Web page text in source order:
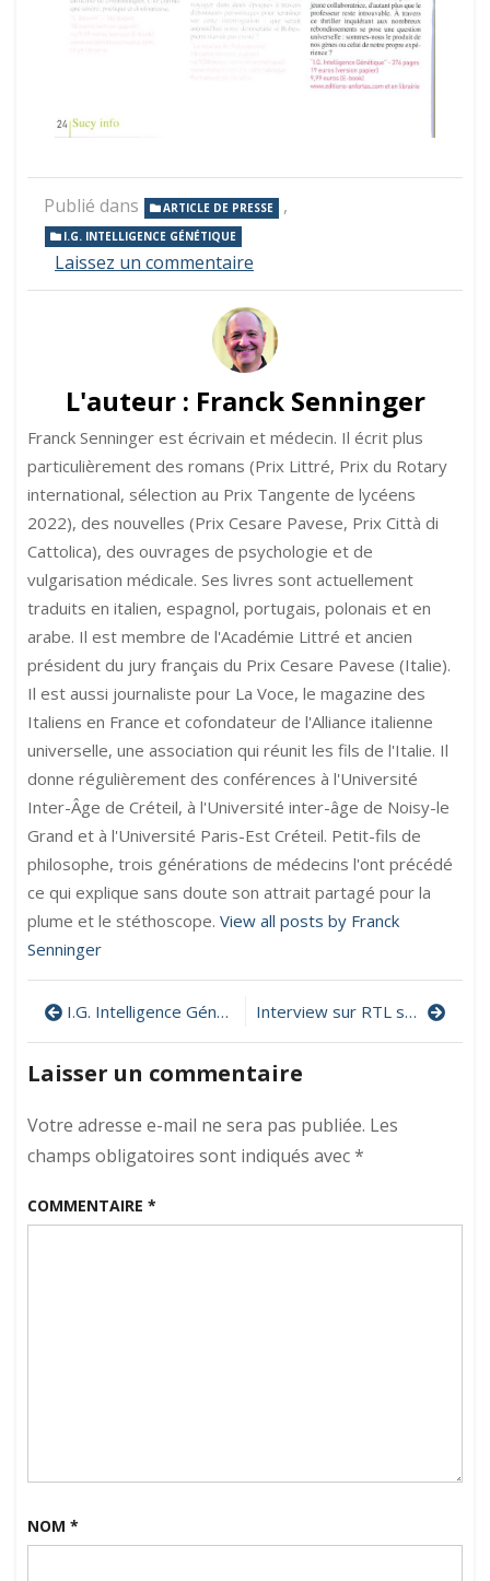
Publié dans ARTICLE DE PRESSE ,
I.G. INTELLIGENCE GÉNÉTIQUE
Laissez un commentaire
Intelligence
Génétique
dans
Sucy
Info
L'auteur : Franck Senninger
Franck Senninger est écrivain et médecin. Il écrit plus
particulièrement des romans (Prix Littré, Prix du Rotary
international, sélection au Prix Tangente de lycéens
2022), des nouvelles (Prix Cesare Pavese, Prix Città di
Cattolica), des ouvrages de psychologie et de
vulgarisation médicale. Ses livres sont actuellement
traduits en italien, espagnol, portugais, polonais et en
arabe. Il est membre de l'Académie Littré et ancien
président du jury français du Prix Cesare Pavese (Italie).
Il est aussi journaliste pour La Voce, le magazine des
Italiens en France et cofondateur de l'Alliance italienne
universelle, une association qui réunit les fils de l'Italie. Il
donne régulièrement des conférences à l'Université
Inter-Âge de Créteil, à l'Université inter-âge de Noisy-le
Grand et à l'Université Paris-Est Créteil. Petit-fils de
philosophe, trois générations de médecins l'ont précédé
ce qui explique sans doute son attrait partagé pour la
plume et le stéthoscope. View all posts by Franck
Senninger
Navigation
de
l’article
I.G. Intelligence Génétique dans Le Quotidien du Médecin Interview sur RTL sur « Les aliments qui entretiennent votre santé »
Laisser un commentaire
Votre adresse e-mail ne sera pas publiée. Les
champs obligatoires sont indiqués avec*
COMMENTAIRE *
NOM *